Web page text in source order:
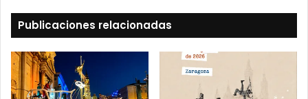
o
r
r
Publicaciones relacionadas